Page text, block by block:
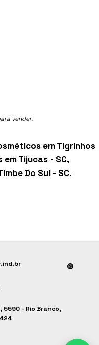
vender.
em Tigrinhos
Tijucas - SC,
Do Sul - SC.
5590 - Rio Branco,